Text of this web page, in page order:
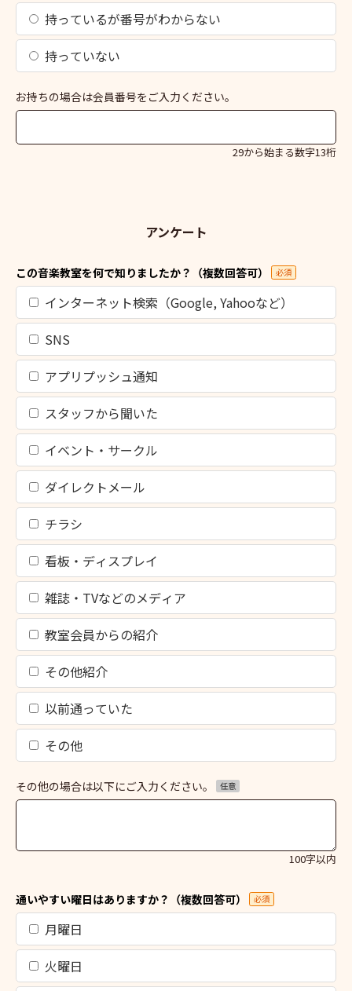
持っているが番号がわからない
持っていない
お持ちの場合は会員番号をご入力ください。
29から始まる数字13桁
アンケート
この音楽教室を何で知りましたか？（複数回答可） 必須
インターネット検索（Google, Yahooなど）
SNS
アプリプッシュ通知
スタッフから聞いた
イベント・サークル
ダイレクトメール
チラシ
看板・ディスプレイ
雑誌・TVなどのメディア
教室会員からの紹介
その他紹介
以前通っていた
その他
その他の場合は以下にご入力ください。 任意
100字以内
通いやすい曜日はありますか？（複数回答可） 必須
月曜日
火曜日